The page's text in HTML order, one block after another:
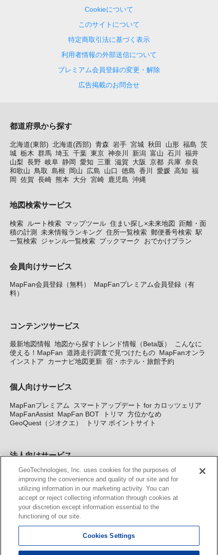
Cookieについて
このサイトについて
特定商取引法に基づく表示
利用者情報の外部送信について
プレミアム会員登録の変更・解除
広告掲載のお問合せ
都道府県から探す
北海道(東部) 北海道(西部) 青森 岩手 宮城 秋田 山形 福島 茨
城 栃木 群馬 埼玉 千葉 東京 神奈川 新潟 富山 石川
福井
山梨 長野 岐阜 静岡 愛知 三重 滋賀 大阪 京都 兵庫 奈良
和歌山
鳥取 島根 岡山 広島 山口 徳島 香川 愛媛 高知 福
岡
佐賀 長崎 熊本 大分 宮崎 鹿児島 沖縄
地図検索サービス
検索 ルート検索 マップツール 住まい探し×未来地図
距離・面
積の計測 未来情報ランキング 住所一覧検索 郵便番号検索 駅
一覧検索 ジャンル一覧検索 ブックマーク おでかけプラン
会員向けサービス
MapFan会員登録（無料）
MapFanプレミアム会員登録（有
料）
コンテンツサービス
最新地図情報 地図から探すトレンド情報（Beta版）
こんなに
使える！MapFan 道路走行調査で見つけたもの MapFanオンラ
インストア
カーナビ地図更新 宿・ホテル・旅館予約
個人向けサービス
MapFanプレミアム
スマートアップデート for カロッツェリア
MapFanAssist MapFan BOT トリマ 方位かなめ
GeoQuest（ジオクエ）
トリマ ポイントサイト
法人向けサービス
法人向け地図・位置情報サービス WEBサイト・システム向け地
図API Windows PC向け地図開発キット MapFan DB 住所確認
サービス
MAP WORLD+ トリマ広告 Geo-Research
カーナビ地図更新サービス
MapFan スマートメンバーズ カロッツェリア地図割プラス
KENWOOD MapFan Club
GeoTechnologies, Inc. uses cookies for the purposes of
improving the convenience and quality of our site and for
utilizing information in our marketing activity. You can
accept or reject collecting information through cookies at
your discretion except information essential to the
functioning of our site.
Cookies Settings